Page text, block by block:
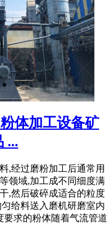
体加工设备矿
...
,经过磨粉加工后通常用
领域,加工成不同细度满
,然后破碎成适合的粒度
给料送入磨机研磨室内
要求的粉体随着气流管道